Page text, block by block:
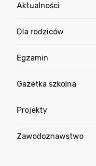
Aktualności
Dla rodziców
Egzamin
Gazetka szkolna
Projekty
Zawodoznawstwo